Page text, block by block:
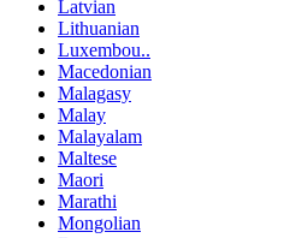
Latvian
Lithuanian
Luxembou..
Macedonian
Malagasy
Malay
Malayalam
Maltese
Maori
Marathi
Mongolian